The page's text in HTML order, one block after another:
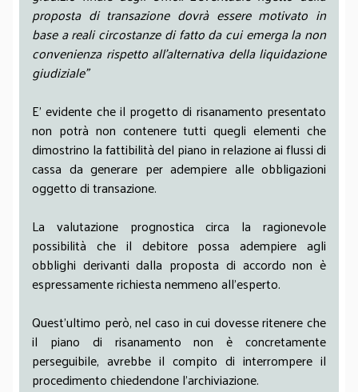
proposta di transazione dovrà essere motivato in
base a reali circostanze di fatto da cui emerga la non
convenienza rispetto all’alternativa della liquidazione
giudiziale”
E’ evidente che il progetto di risanamento presentato
non potrà non contenere tutti quegli elementi che
dimostrino la fattibilità del piano in relazione ai flussi di
cassa da generare per adempiere alle obbligazioni
oggetto di transazione.
La valutazione prognostica circa la ragionevole
possibilità che il debitore possa adempiere agli
obblighi derivanti dalla proposta di accordo non è
espressamente richiesta nemmeno all’esperto.
Quest’ultimo però, nel caso in cui dovesse ritenere che
il piano di risanamento non è concretamente
perseguibile, avrebbe il compito di interrompere il
procedimento chiedendone l’archiviazione.